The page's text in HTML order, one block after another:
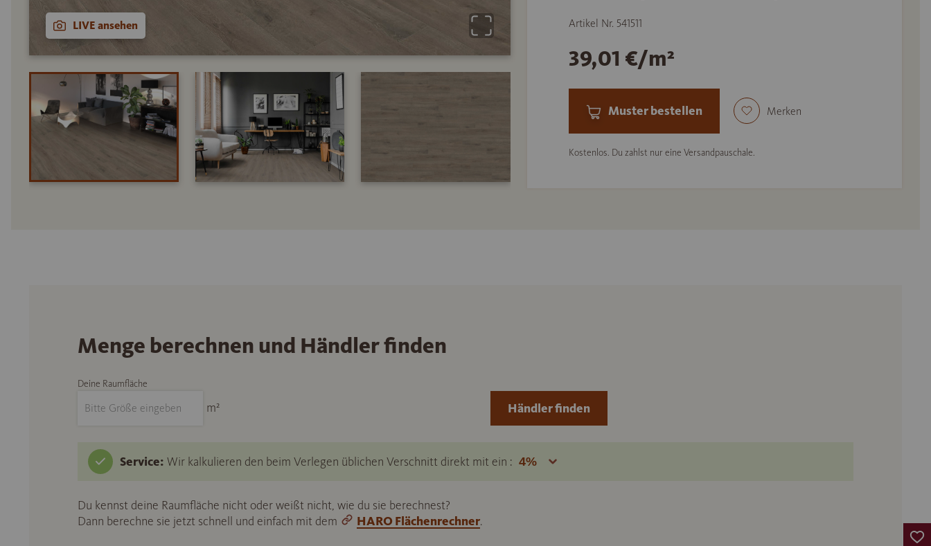
LIVE ansehen Artikel Nr. 541511
39,01 €/m²
Muster bestellen Merken
Kostenlos. Du zahlst nur eine Versandpauschale.
Menge berechnen und Händler finden
Deine Raumfläche
m²
Service: Wir kalkulieren den beim Verlegen üblichen Verschnitt direkt mit ein :
Du kennst deine Raumfläche nicht oder weißt nicht, wie du sie berechnest?
Dann berechne sie jetzt schnell und einfach mit dem
HARO Flächenrechner.
Händler finden